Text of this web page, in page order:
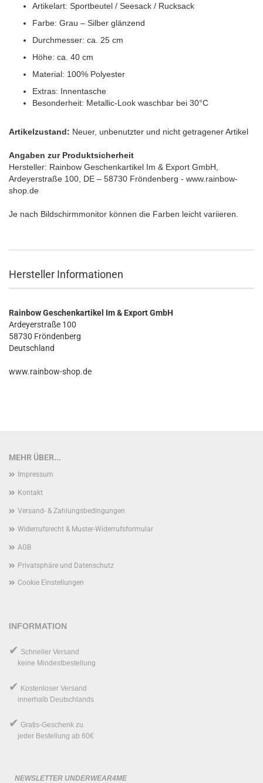
Artikelart: Sportbeutel / Seesack / Rucksack
Farbe: Grau – Silber glänzend
Durchmesser: ca. 25 cm
Höhe: ca. 40 cm
Material: 100% Polyester
Extras: Innentasche
Besonderheit: Metallic-Look waschbar bei 30°C
Artikelzustand: Neuer, unbenutzter und nicht getragener Artikel
Angaben zur Produktsicherheit
Hersteller: Rainbow Geschenkartikel Im & Export GmbH,
Ardeyerstraße 100, DE – 58730 Fröndenberg - www.rainbow-
shop.de
Je nach Bildschirmmonitor können die Farben leicht variieren.
Hersteller Informationen
Rainbow Geschenkartikel Im & Export GmbH
Ardeyerstraße 100
58730 Fröndenberg
Deutschland
www.rainbow-shop.de
MEHR ÜBER...
Impressum
Kontakt
Versand- & Zahlungsbedingungen
Widerrufsrecht & Muster-Widerrufsformular
AGB
Privatsphäre und Datenschutz
Cookie Einstellungen
INFORMATION
✔ Schneller Versand
keine Mindestbestellung
✔ Kostenloser Versand
innerhalb Deutschlands
✔ Gratis-Geschenk zu
jeder Bestellung ab 60€
NEWSLETTER UNDERWEAR4ME